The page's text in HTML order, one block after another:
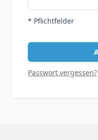
* Pflichtfelder
Passwort vergessen?